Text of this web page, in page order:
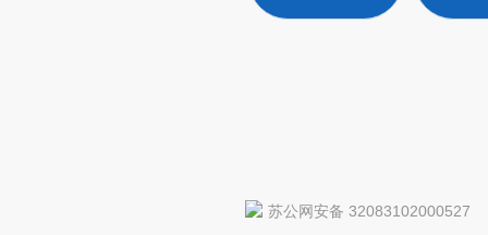
苏公网安备 32083102000527